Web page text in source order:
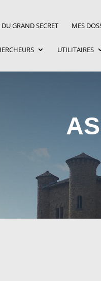
GRAND SECRET MES
UTILITAIRES